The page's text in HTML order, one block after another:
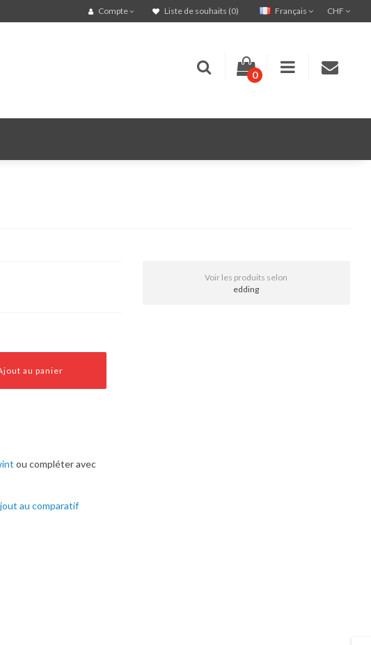
CHF
Français
Compte Liste de souhaits (0)
0
au panier
ou compléter avec
au comparatif
Voir les produits selon
edding